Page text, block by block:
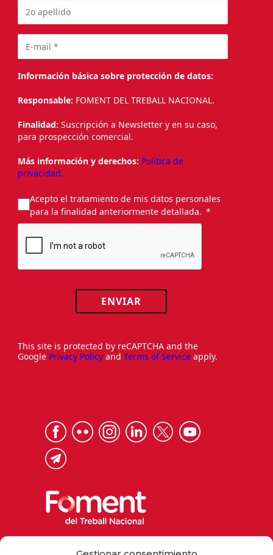
Información básica sobre protección de datos:
Responsable: FOMENT DEL TREBALL NACIONAL.
Finalidad: Suscripción a Newsletter y en su caso,
para prospección comercial.
Más información y derechos: Política de
privacidad.
Acepto el tratamiento de mis datos personales
para la finalidad anteriormente detallada.
ENVIAR
This site is protected by reCAPTCHA and the
Google Privacy Policy and Terms of Service apply.